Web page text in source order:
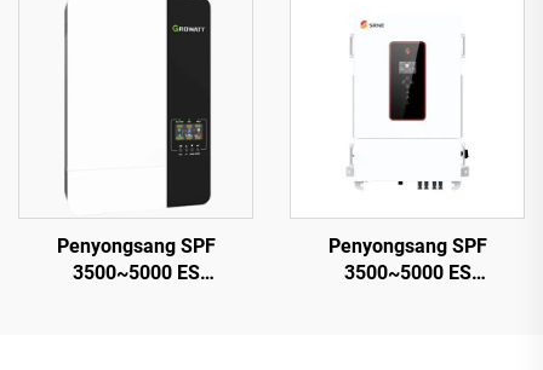
Jaminan 5 Tahun
Penyongsang SPF
3500~5000 ES
Penyongsang SPF
3500~5000 ES